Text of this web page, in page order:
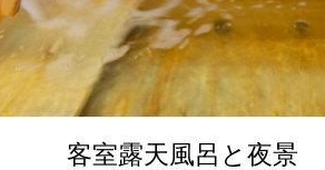
客室露天風呂と夜景